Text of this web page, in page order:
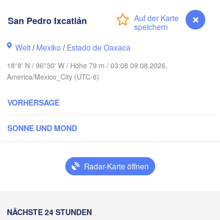
San Pedro Ixcatlán
Welt/Mexiko /Estado de Oaxaca
18°8' N / 96°30' W / Höhe 79 m / 03:08 09.08.2026,
America/Mexico_City (UTC-6)
VORHERSAGE
SONNE UND MOND
Radar-Karte öffnen
NÄCHSTE 24 STUNDEN
Reynosa
Ciudad Victoria
Poza Rica
San Pedro Ixcatlán
H